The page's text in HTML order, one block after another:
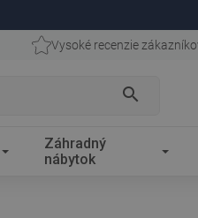
Vysoké recenzie
search
Záhradný
nábytok